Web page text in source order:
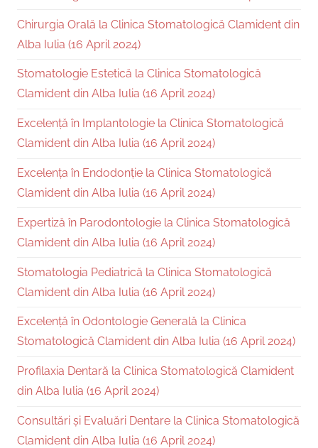
Chirurgia Orală la Clinica Stomatologică Clamident din
Alba Iulia (16 April 2024)
Stomatologie Estetică la Clinica Stomatologică
Clamident din Alba Iulia (16 April 2024)
Excelență în Implantologie la Clinica Stomatologică
Clamident din Alba Iulia (16 April 2024)
Excelența în Endodonție la Clinica Stomatologică
Clamident din Alba Iulia (16 April 2024)
Expertiză în Parodontologie la Clinica Stomatologică
Clamident din Alba Iulia (16 April 2024)
Stomatologia Pediatrică la Clinica Stomatologică
Clamident din Alba Iulia (16 April 2024)
Excelență în Odontologie Generală la Clinica
Stomatologică Clamident din Alba Iulia (16 April 2024)
Profilaxia Dentară la Clinica Stomatologică Clamident
din Alba Iulia (16 April 2024)
Consultări și Evaluări Dentare la Clinica Stomatologică
Clamident din Alba Iulia (16 April 2024)